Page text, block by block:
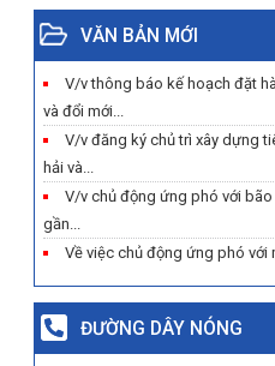
VĂN BẢN MỚI
V/v thông báo kế hoạch đặt
và đổi mới...
V/v đăng ký chủ trì xây dựng
hải và...
V/v chủ động ứng phó với
gần...
Về việc chủ động ứng phó với
ĐƯỜNG DÂY NÓNG